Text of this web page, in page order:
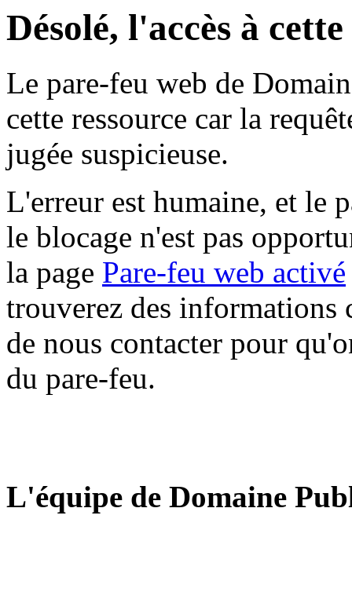
Désolé, l'accès à
Le pare-feu web de
cette ressource car la
jugée suspicieuse.
L'erreur est humaine, et le
le blocage n'est pas
la page Pare-feu web activé
trouverez des informations
de nous contacter pour
du pare-feu.
L'équipe de Domaine